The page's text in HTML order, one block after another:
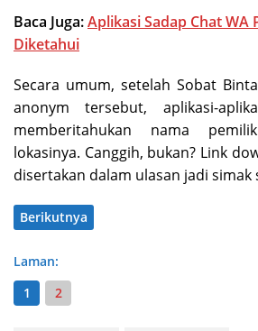
Baca Juga:Aplikasi Sadap Chat WA
Diketahui
Secara umum, setelah Sobat
anonym tersebut, aplikasi-
memberitahukan nama
lokasinya. Canggih, bukan? Link
disertakan dalam ulasan jadi simak
Berikutnya
Laman:
1
2